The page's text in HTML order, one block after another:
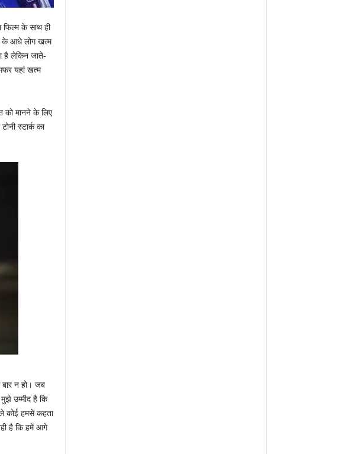
फिल्म के साथ ही
के आधे लोग खत्म
है लेकिन जाते-
यहां खत्म
को मानने के लिए
स्टार्क का
बार न हो। जब
उम्मीद है कि
कोई हमसे कहता
है कि हमें आगे